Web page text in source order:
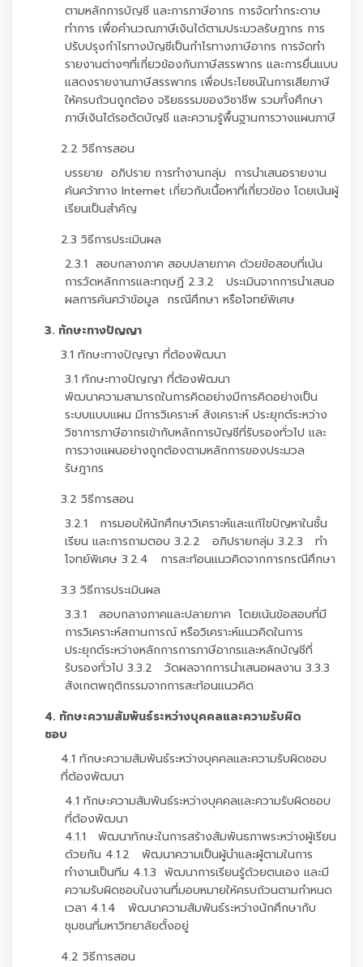
ตามหลักการบัญชี และการภาษีอากร การจัดทำกระดาษ
ทำการ เพื่อคำนวณภาษีเงินได้ตามประมวลรัษฏากร การ
ปรับปรุงกำไรทางบัญชีเป็นกำไรทางภาษีอากร การจัดทำ
รายงานต่างๆที่เกี่ยวข้องกับภาษีสรรพากร และการยื่นแบบ
แสดงรายงานภาษีสรรพากร เพื่อประโยชน์ในการเสียภาษี
ให้ครบถ้วนถูกต้อง จริยธรรมของวิชาชีพ รวมทั้งศึกษา
ภาษีเงินได้รอตัดบัญชี และความรู้พื้นฐานการวางแผนภาษี
2.2 วิธีการสอน
บรรยาย อภิปราย การทำงานกลุ่ม การนำเสนอรายงาน
ค้นคว้าทาง Internet เกี่ยวกับเนื้อหาที่เกี่ยวข้อง โดยเน้นผู้
เรียนเป็นสำคัญ
2.3 วิธีการประเมินผล
2.3.1 สอบกลางภาค สอบปลายภาค ด้วยข้อสอบที่เน้น
การวัดหลักการและทฤษฏี 2.3.2 ประเมินจากการนำเสนอ
ผลการค้นคว้าข้อมูล กรณีศึกษา หรือโจทย์พิเศษ
3. ทักษะทางปัญญา
3.1 ทักษะทางปัญญา ที่ต้องพัฒนา
3.1 ทักษะทางปัญญา ที่ต้องพัฒนา
พัฒนาความสามารถในการคิดอย่างมีการคิดอย่างเป็น
ระบบแบบแผน มีการวิเคราะห์ สังเคราะห์ ประยุกต์ระหว่าง
วิชาการภาษีอากรเข้ากับหลักการบัญชีที่รับรองทั่วไป และ
การวางแผนอย่างถูกต้องตามหลักการของประมวล
รัษฎากร
3.2 วิธีการสอน
3.2.1 การมอบให้นักศึกษาวิเคราะห์และแก้ไขปัญหาในชั้น
เรียน และการถามตอบ 3.2.2 อภิปรายกลุ่ม 3.2.3 ทำ
โจทย์พิเศษ 3.2.4 การสะท้อนแนวคิดจากการกรณีศึกษา
3.3 วิธีการประเมินผล
3.3.1 สอบกลางภาคและปลายภาค โดยเน้นข้อสอบที่มี
การวิเคราะห์สถานการณ์ หรือวิเคราะห์แนวคิดในการ
ประยุกต์ระหว่างหลักการการภาษีอากรและหลักบัญชีที่
รับรองทั่วไป 3.3.2 วัดผลจากการนำเสนอผลงาน 3.3.3
สังเกตพฤติกรรมจากการสะท้อนแนวคิด
4. ทักษะความสัมพันธ์ระหว่างบุคคลและความรับผิด
ชอบ
4.1 ทักษะความสัมพันธ์ระหว่างบุคคลและความรับผิดชอบ
ที่ต้องพัฒนา
4.1 ทักษะความสัมพันธ์ระหว่างบุคคลและความรับผิดชอบ
ที่ต้องพัฒนา
4.1.1 พัฒนาทักษะในการสร้างสัมพันธภาพระหว่างผู้เรียน
ด้วยกัน 4.1.2 พัฒนาความเป็นผู้นำและผู้ตามในการ
ทำงานเป็นทีม 4.1.3 พัฒนาการเรียนรู้ด้วยตนเอง และมี
ความรับผิดชอบในงานที่มอบหมายให้ครบถ้วนตามกำหนด
เวลา 4.1.4 พัฒนาความสัมพันธ์ระหว่างนักศึกษากับ
ชุมชนที่มหาวิทยาลัยตั้งอยู่
4.2 วิธีการสอน